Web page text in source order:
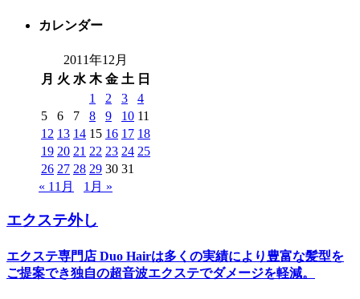
カレンダー
2011年12月
月 火 水 木 金 土 日
1
2 3
4
5
6 7 8 9 10 11
12 13 14 15 16 17 18
19 20 21 22 23 24 25
26 27 28 29 30 31
« 11月
1月 »
エクステ外し
エクステ専門店 Duo Hairは多くの実績により豊富な髪型を
ご提案でき独自の超音波エクステでダメージを軽減。